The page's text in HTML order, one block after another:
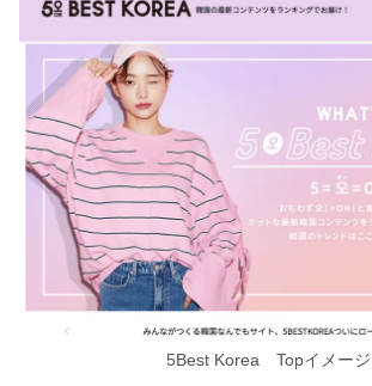
5Best Korea Topイメージ